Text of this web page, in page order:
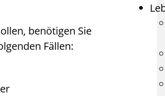
benötigen Sie
Fällen: